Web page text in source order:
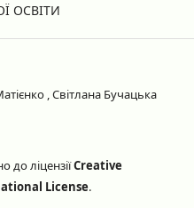
ОСВІТИ
, Світлана Бучацька
до ліцензіїCreative
License.